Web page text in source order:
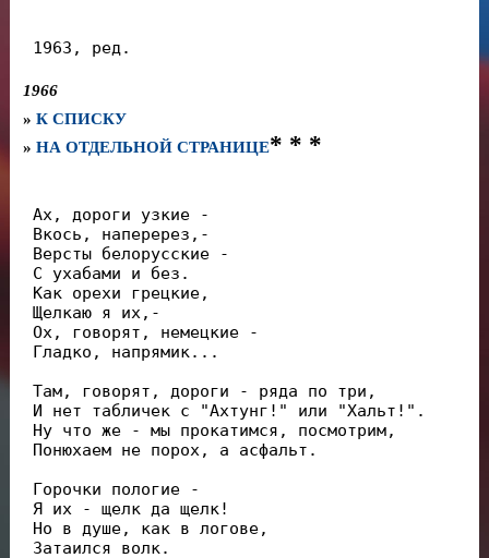
1963, ред.
1966
» К СПИСКУ
» НА ОТДЕЛЬНОЙ СТРАНИЦЕ* * *
Ах, дороги узкие -
Вкось, наперерез,-
Версты белорусские -
С ухабами и без.
Как орехи грецкие,
Щелкаю я их,-
Ох, говорят, немецкие -
Гладко, напрямик...
Там, говорят, дороги - ряда по три,
И нет табличек с "Ахтунг!" или "Хальт!".
Ну что же - мы прокатимся, посмотрим,
Понюхаем не порох, а асфальт.
Горочки пологие -
Я их - щелк да щелк!
Но в душе, как в логове,
Затаился волк.